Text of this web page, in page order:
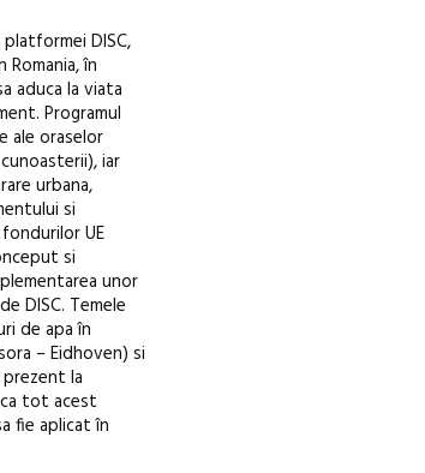
DISC,
în
aduca la viata
Programul
ale oraselor
iar
urbana,
si
UE
si
unor
DISC. Temele
de apa în
– Eidhoven) si
la
tot acest
fie aplicat în